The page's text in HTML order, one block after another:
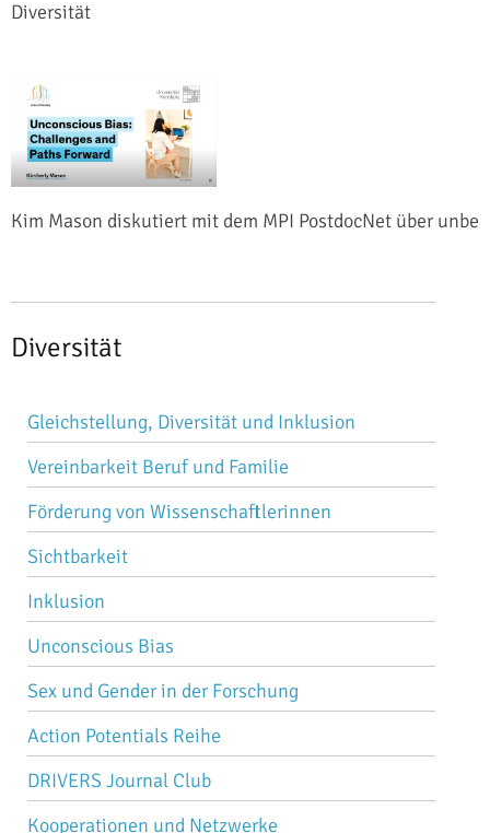
Diversität
Kim Mason diskutiert mit dem MPI PostdocNet über
Diversität
Navigation
überspringen
Gleichstellung, Diversität und Inklusion
Vereinbarkeit Beruf und Familie
Förderung von Wissenschaftlerinnen
Sichtbarkeit
Inklusion
Unconscious Bias
Sex und Gender in der Forschung
Action Potentials Reihe
DRIVERS Journal Club
Kooperationen und Netzwerke